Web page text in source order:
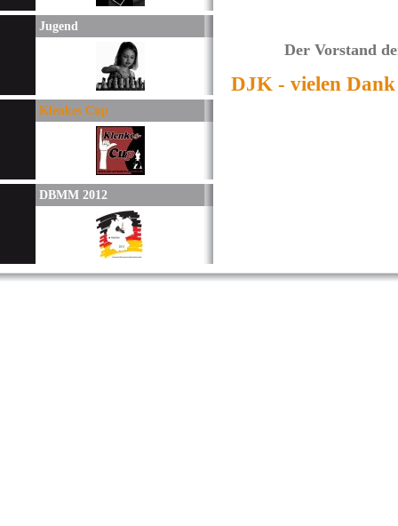
Jugend
Klenkes Cup
DBMM 2012
Der Vorstand der
DJK - vielen